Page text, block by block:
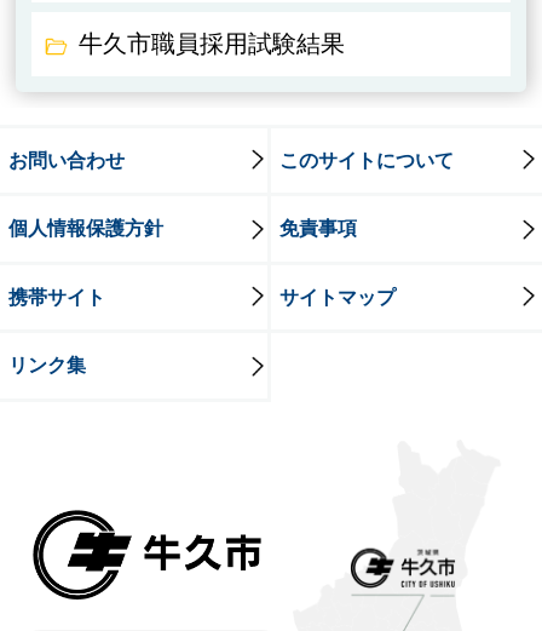
牛久市職員採用試験結果
お問い合わせ このサイトについて
個人情報保護方針 免責事項
携帯サイト サイトマップ
リンク集